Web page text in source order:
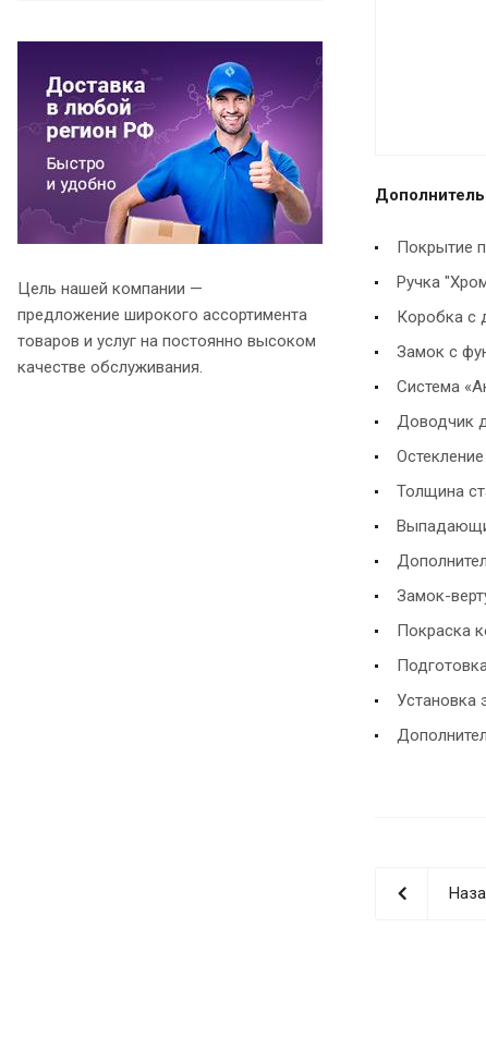
Покрытие
Ручка
Коробка с
Замок с
Система
Доводчик
Толщина
Замок-
Покраска
Установка
Цель нашей компании —
предложение широкого ассортимента
товаров и услуг на постоянно высоком
качестве обслуживания.